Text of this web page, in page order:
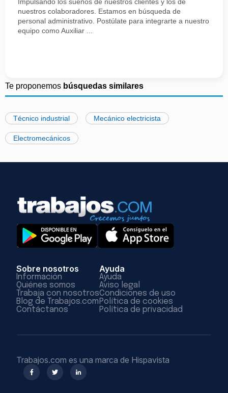
nuestros colaboradores. Estamos en búsqueda de
personal administrativo. Postúlate para integrarte a nuestro
equipo como Auxiliar ...
Te proponemos búsquedas similares
Técnico industrial Mecánico electricista
Electromecánicos
Sobre nosotros
Información
Quiénes somos
Trabaja con nosotros
Blog de Trabajos.com
Contáctanos
Ayuda
Ayuda
Aviso legal
Condiciones de uso
Política de cookies
Política de privacidad
Trabajos.com es una marca de Hispavista